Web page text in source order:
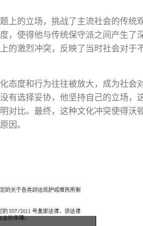
上的立场，挑战了主流社会的传统
，使得他与传统保守派之间产生了
的激烈冲突，反映了当时社会对于
态度和行为往往被放大，成为社会
有选择妥协，他坚持自己的立场，
对比。最终，这种文化冲突使得沃
因。